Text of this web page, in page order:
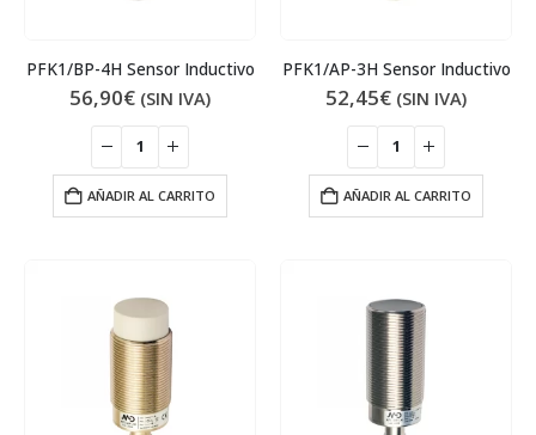
PFK1/BP-4H Sensor Inductivo
56,90€ (SIN IVA)
AÑADIR AL CARRITO
PFK1/AP-3H Sensor Inductivo
52,45€ (SIN IVA)
AÑADIR AL CARRITO